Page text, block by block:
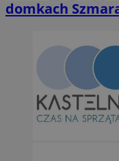
domkach